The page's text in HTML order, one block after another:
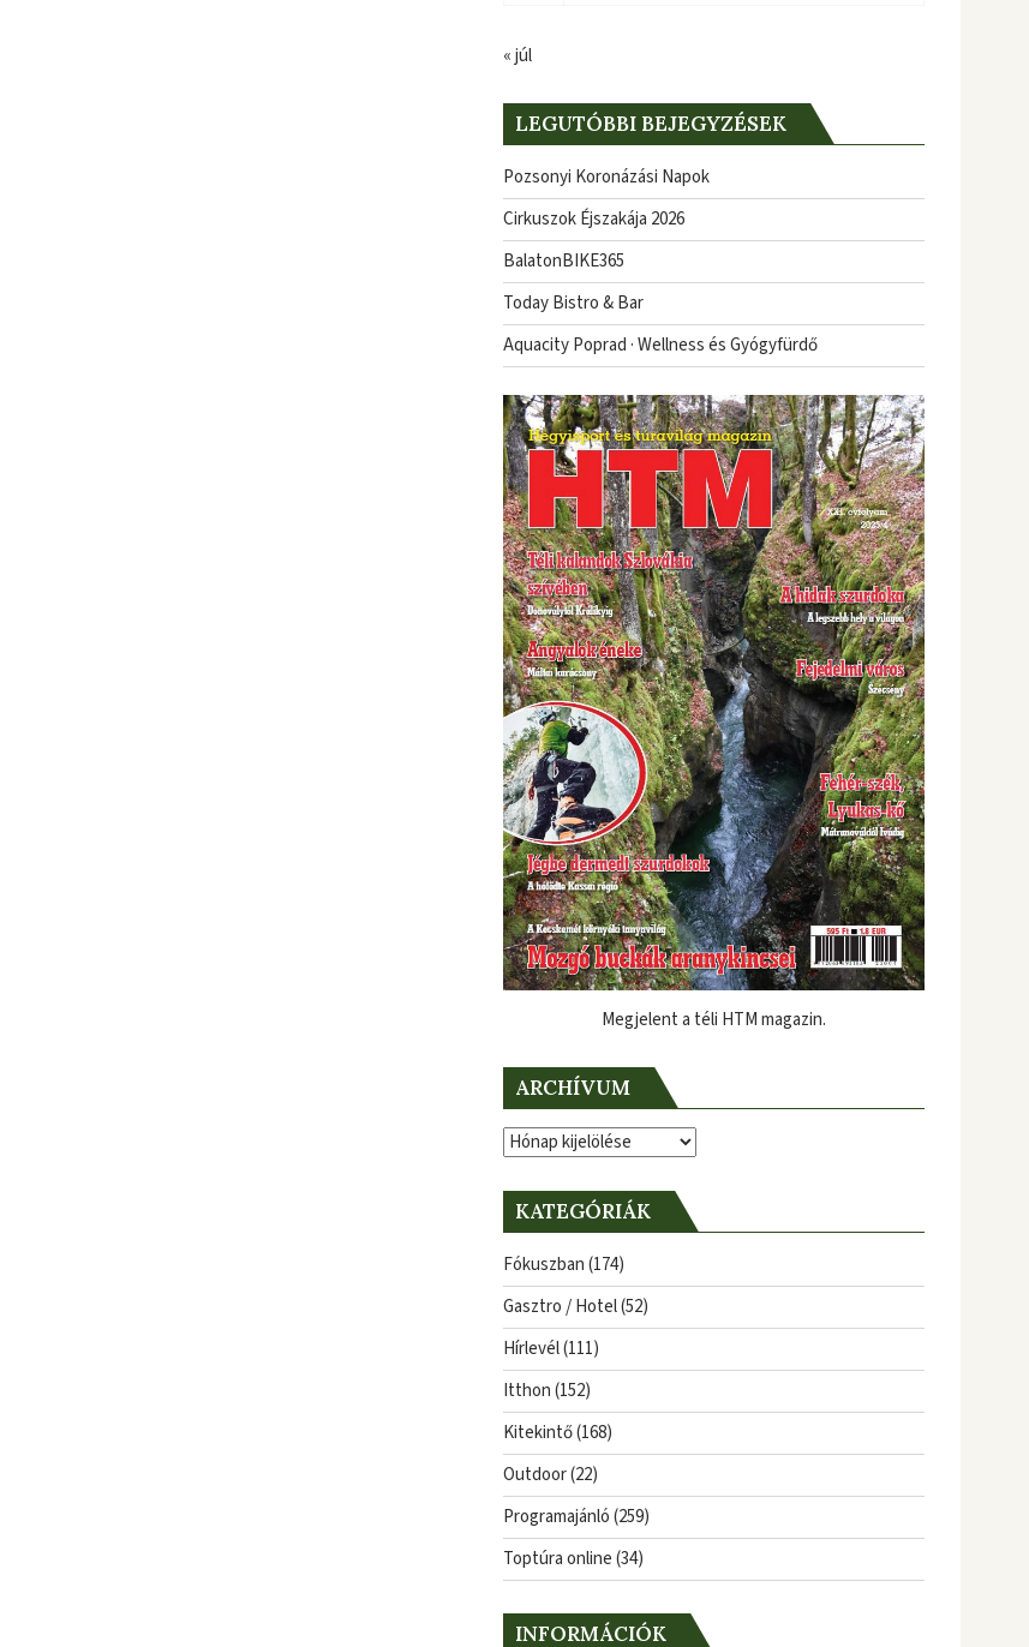
« júl
LEGUTÓBBI BEJEGYZÉSEK
Pozsonyi Koronázási Napok
Cirkuszok Éjszakája 2026
BalatonBIKE365
Today Bistro & Bar
Aquacity Poprad · Wellness és Gyógyfürdő
Megjelent a téli HTM magazin.
ARCHÍVUM
Archívum
KATEGÓRIÁK
Fókuszban(174)
Gasztro / Hotel(52)
Hírlevél(111)
Itthon(152)
Kitekintő(168)
Outdoor(22)
Programajánló(259)
Toptúra online(34)
INFORMÁCIÓK